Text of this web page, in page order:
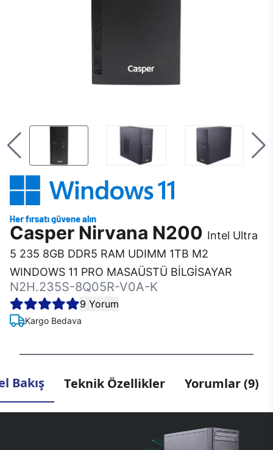
Casper Nirvana N200 Intel Ultra
5 235 8GB DDR5 RAM UDIMM 1TB M2
WINDOWS 11 PRO MASAÜSTÜ BİLGİSAYAR
N2H.235S-8Q05R-V0A-K
9 Yorum
Kargo Bedava
Bakış Teknik Özellikler Yorumlar (9)